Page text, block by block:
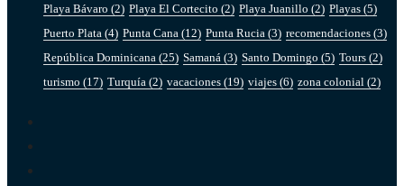
Playa Bávaro (2) Playa El Cortecito (2) Playa Juanillo (2) Playas (5)
Puerto Plata (4) Punta Cana (12) Punta Rucia (3) recomendaciones (3)
República Dominicana (25) Samaná (3) Santo Domingo (5) Tours (2)
turismo (17) Turquía (2) vacaciones (19) viajes (6) zona colonial (2)